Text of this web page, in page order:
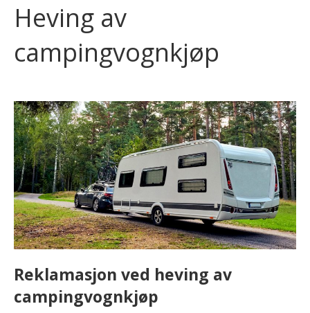
Heving av
campingvognkjøp
Reklamasjon ved heving av
campingvognkjøp